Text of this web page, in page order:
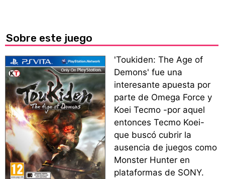
Sobre este juego
'Toukiden: The Age of
Demons' fue una
interesante apuesta por
parte de Omega Force y
Koei Tecmo -por aquel
entonces Tecmo Koei-
que buscó cubrir la
ausencia de juegos como
Monster Hunter en
plataformas de SONY.